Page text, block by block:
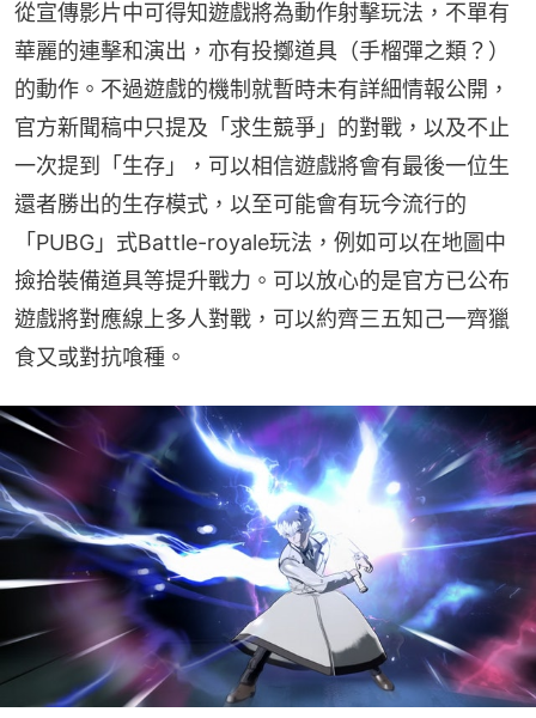
從宣傳影片中可得知遊戲將為動作射擊玩法，不單有
華麗的連擊和演出，亦有投擲道具（手榴彈之類？）
的動作。不過遊戲的機制就暫時未有詳細情報公開，
官方新聞稿中只提及「求生競爭」的對戰，以及不止
一次提到「生存」，可以相信遊戲將會有最後一位生
還者勝出的生存模式，以至可能會有玩今流行的
「PUBG」式Battle-royale玩法，例如可以在地圖中
撿拾裝備道具等提升戰力。可以放心的是官方已公布
遊戲將對應線上多人對戰，可以約齊三五知己一齊獵
食又或對抗喰種。